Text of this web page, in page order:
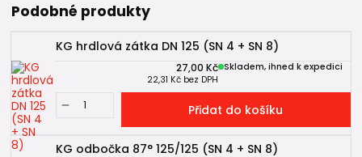
Podobné produkty
KG hrdlová zátka DN 125 (SN 4 + SN 8)
27,00 Kč
22,31 Kč bez DPH
Skladem, ihned k expedici
Přidat do košíku
KG odbočka 87° 125/125 (SN 4 + SN 8)